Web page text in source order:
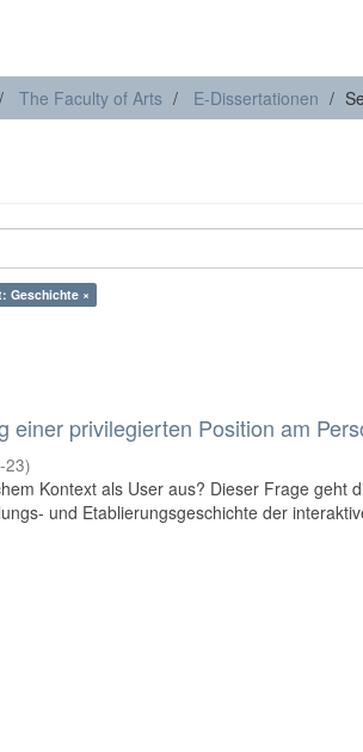
The Faculty of Arts E-Dissertationen
Geschichte ×
einer privilegierten Position am
23)
Kontext als User aus? Dieser Frage geht
und Etablierungsgeschichte der